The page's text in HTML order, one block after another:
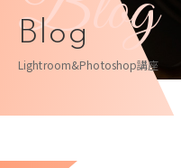
Blog
Lightroom&Photoshop講座